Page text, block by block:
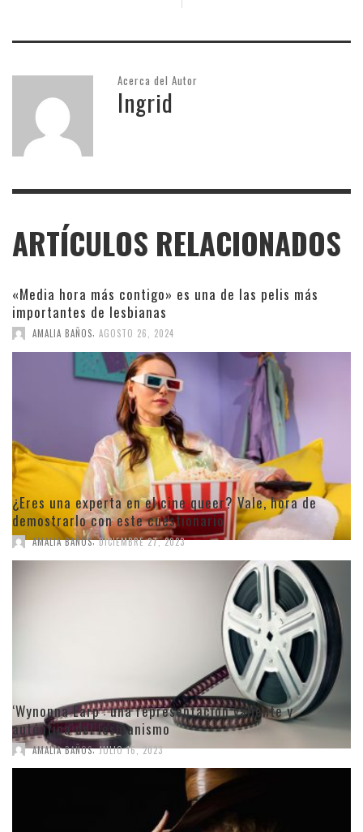
Acerca del Autor
Ingrid
ARTÍCULOS RELACIONADOS
«Media hora más contigo» es una de las pelis más
importantes de lesbianas
AMALIA BAÑOS AGOSTO 26, 2024
¿Eres una experta en el cine queer? Vale, hora de
demostrarlo con este cuestionario
AMALIA BAÑOS, DICIEMBRE 27, 2023
‘Wynonna Earp’: una representación valiente y
auténtica del lesbianismo
AMALIA BAÑOS, JULIO 16, 2023